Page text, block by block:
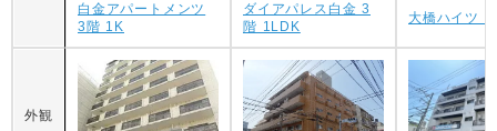
白金アパートメンツ
3階 1K
ダイアパレス白金 3
階 1LDK
大橋ハイツ
外観